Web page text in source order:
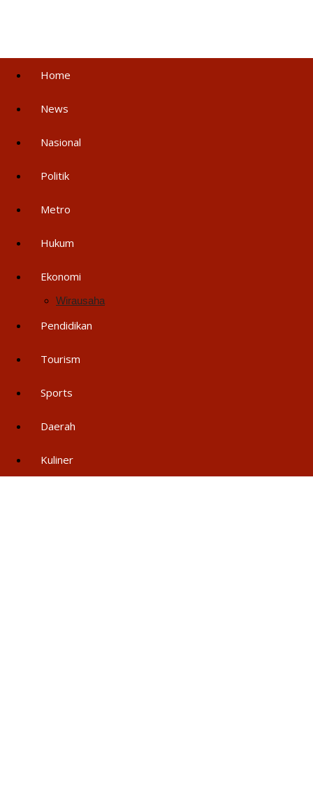
Home
News
Nasional
Politik
Metro
Hukum
Ekonomi
Wirausaha
Pendidikan
Tourism
Sports
Daerah
Kuliner